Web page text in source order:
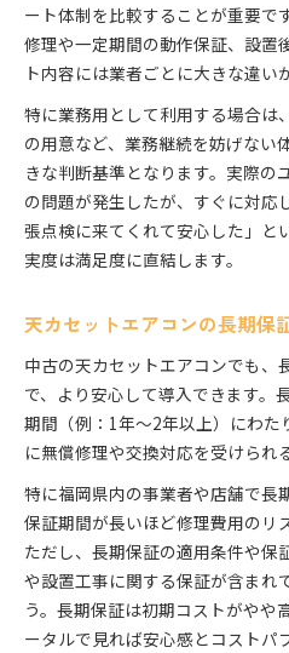
ート体制を比較することが重要で
修理や一定期間の動作保証、設置
ト内容には業者ごとに大きな違い
特に業務用として利用する場合は
の用意など、業務継続を妨げない
きな判断基準となります。実際の
の問題が発生したが、すぐに対応
張点検に来てくれて安心した」と
実度は満足度に直結します。
天カセットエアコンの長期保
中古の天カセットエアコンでも、
で、より安心して導入できます。
期間（例：1年〜2年以上）にわた
に無償修理や交換対応を受けられ
特に福岡県内の事業者や店舗で長
保証期間が長いほど修理費用のリ
ただし、長期保証の適用条件や保
や設置工事に関する保証が含まれ
う。長期保証は初期コストがやや
ータルで見れば安心感とコストパ